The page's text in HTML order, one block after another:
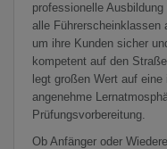
professionelle Ausbildung
alle Führerscheinklassen
um ihre Kunden sicher
kompetent auf den
legt großen Wert auf
angenehme
Prüfungsvorbereitung.
Ob Anfänger oder